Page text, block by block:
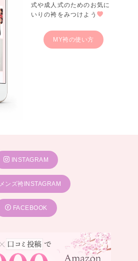
式や成人式のためのお気に
いりの袴をみつけよう
MY袴の使い方
INSTAGRAM
メンズ袴INSTAGRAM
FACEBOOK